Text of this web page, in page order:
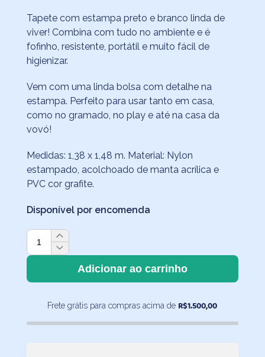
Tapete com estampa preto e branco linda de
viver! Combina com tudo no ambiente e é
fofinho, resistente, portátil e muito fácil de
higienizar.
Vem com uma linda bolsa com detalhe na
estampa. Perfeito para usar tanto em casa,
como no gramado, no play e até na casa da
vovó!
Medidas: 1,38 x 1,48 m. Material: Nylon
estampado, acolchoado de manta acrílica e
PVC cor grafite.
Disponível por encomenda
Tapete
para
Cruzetas
Branco
Adicionar ao carrinho
Frete grátis para compras acima de R$1.500,00